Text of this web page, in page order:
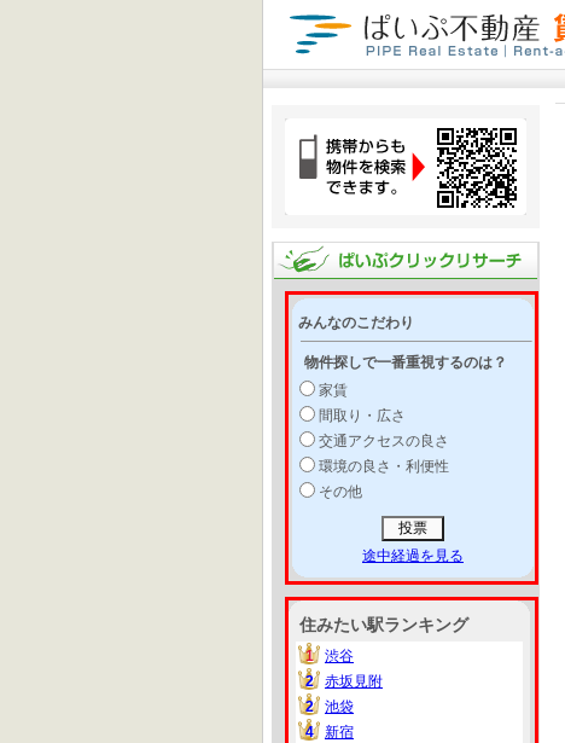
みんなのこだわり
物件探しで一番重視するのは？
家賃
間取り・広さ
交通アクセスの良さ
環境の良さ・利便性
その他
途中経過を見る
住みたい駅ランキング
1
1
渋谷
2
2
赤坂見附
2
2
池袋
4
4
新宿